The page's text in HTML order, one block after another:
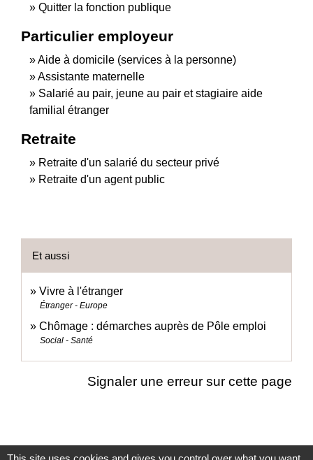
Quitter la fonction publique
Particulier employeur
Aide à domicile (services à la personne)
Assistante maternelle
Salarié au pair, jeune au pair et stagiaire aide
familial étranger
Retraite
Retraite d'un salarié du secteur privé
Retraite d'un agent public
Et aussi
Vivre à l'étranger
Étranger - Europe
Chômage : démarches auprès de Pôle emploi
Social - Santé
Signaler une erreur sur cette page